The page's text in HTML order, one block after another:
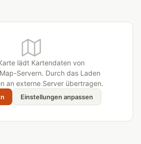
lädt Kartendaten von
Servern. Durch das Laden
an externe Server übertragen.
Einstellungen anpassen